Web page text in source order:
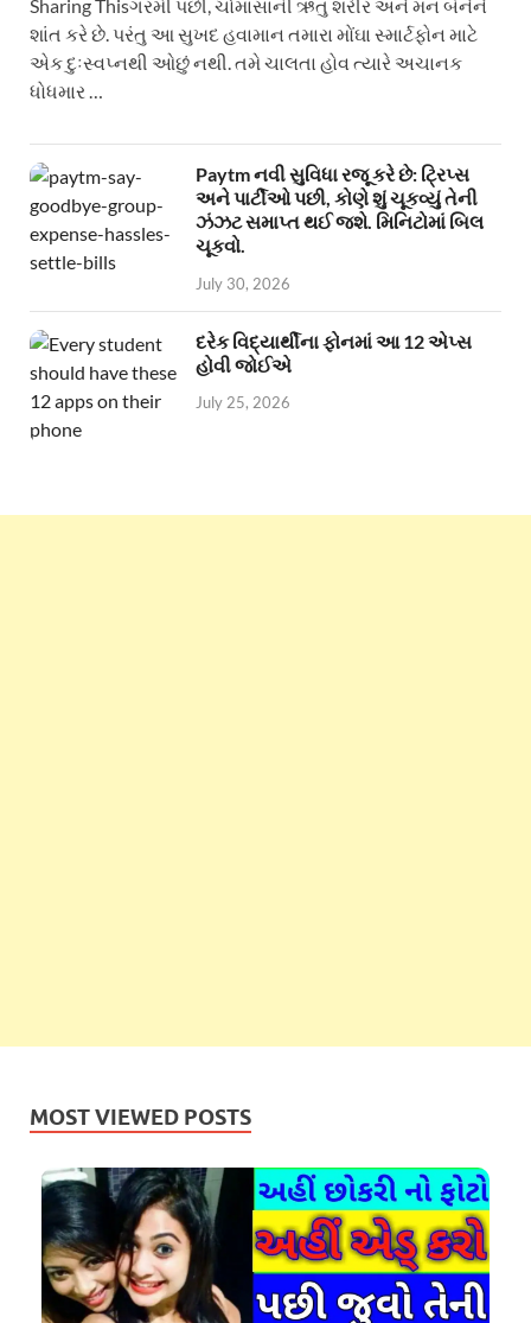
Sharing Thisગરમી પછી, ચોમાસાની ઋતુ શરીર અને મન બંનેને
શાંત કરે છે. પરંતુ આ સુખદ હવામાન તમારા મોંઘા સ્માર્ટફોન માટે
એક દુઃસ્વપ્નથી ઓછું નથી. તમે ચાલતા હોવ ત્યારે અચાનક
ધોધમાર …
Paytm નવી સુવિધા રજૂ કરે છે: ટ્રિપ્સ
અને પાર્ટીઓ પછી, કોણે શું ચૂકવ્યું તેની
ઝંઝટ સમાપ્ત થઈ જશે. મિનિટોમાં બિલ
ચૂકવો.
July 30, 2026
દરેક વિદ્યાર્થીના ફોનમાં આ 12 એપ્સ
હોવી જોઈએ
July 25, 2026
MOST VIEWED POSTS